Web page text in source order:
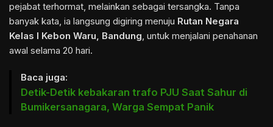
pejabat terhormat, melainkan sebagai tersangka. Tanpa
banyak kata, ia langsung digiring menuju Rutan Negara
Kelas I Kebon Waru, Bandung, untuk menjalani penahanan
awal selama 20 hari.
Baca juga:
Detik-Detik kebakaran trafo PJU Saat Sahur di
Bumikersanagara, Warga Sempat Panik